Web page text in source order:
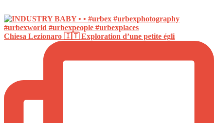
Chiesa Lezionaro 🇮🇹 Exploration d’une petite égli